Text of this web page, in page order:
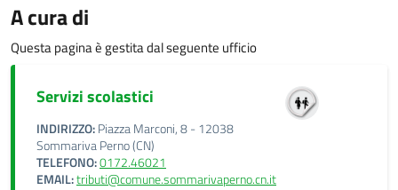
A cura di
Questa pagina è gestita dal seguente ufficio
Servizi scolastici
INDIRIZZO:Piazza Marconi, 8 - 12038
Sommariva Perno (CN)
TELEFONO:0172.46021
EMAIL:tributi@comune.sommarivaperno.cn.it